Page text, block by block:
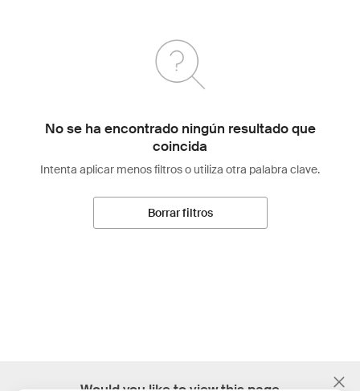
No se ha encontrado ningún resultado que
coincida
Intenta aplicar menos filtros o utiliza otra palabra clave.
Borrar filtros